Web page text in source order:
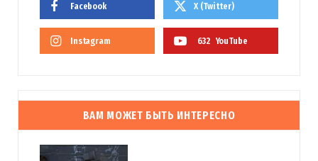
Facebook X (Twitter)
Instagram 632 YouTube
ВАМ МОЖЕТ БЫТЬ ИНТЕРЕСНО